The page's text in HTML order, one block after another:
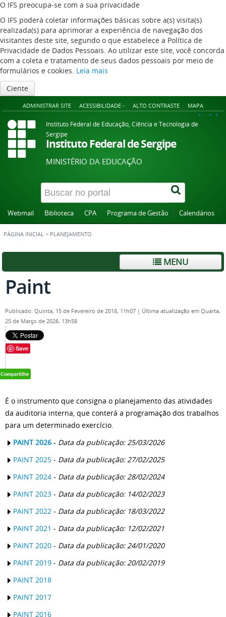
O IFS preocupa-se com a sua privacidade
O IFS poderá coletar informações básicas sobre a(s) visita(s)
realizada(s) para aprimorar a experiência de navegação dos
visitantes deste site, segundo o que estabelece a Política de
Privacidade de Dados Pessoais. Ao utilizar este site, você concorda
com a coleta e tratamento de seus dados pessoais por meio de
formulários e cookies. Leia mais
Ciente
ADMINISTRAR SITE ACESSIBILIDADE - ALTO CONTRASTE MAPA
A+ A A-
Instituto Federal de Educação, Ciência e Tecnologia de
Sergipe
Instituto Federal de Sergipe
MINISTÉRIO DA EDUCAÇÃO
Webmail Biblioteca CPA Programa de Gestão Calendários
PÁGINA INICIAL > PLANEJAMENTO
MENU
Paint
Publicado: Quinta, 15 de Fevereiro de 2018, 11h07 | Última atualização em Quarta,
25 de Março de 2026, 13h58
Save
É o instrumento que consigna o planejamento das atividades
da auditoria interna, que conterá a programação dos trabalhos
para um determinado exercício.
PAINT 2026 - Data da publicação: 25/03/2026
PAINT 2025 - Data da publicação: 27/02/2025
PAINT 2024 - Data da publicação: 28/02/2024
PAINT 2023 - Data da publicação: 14/02/2023
PAINT 2022 - Data da publicação: 18/03/2022
PAINT 2021 - Data da publicação: 12/02/2021
PAINT 2020 - Data da publicação: 24/01/2020
PAINT 2019 - Data da publicação: 20/02/2019
PAINT 2018
PAINT 2017
PAINT 2016